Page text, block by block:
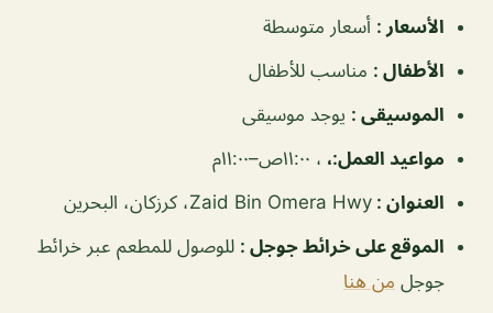
الأسعار : أسعار متوسطة
الأطفال : مناسب للأطفال
الموسيقى : يوجد موسيقى
مواعيد العمل:، ، ١١:٠٠ص–١١:٠٠م
العنوان : Zaid Bin Omera Hwy، كرزكان، البحرين
الموقع على خرائط جوجل : للوصول للمطعم عبر خرائط
جوجل من هنا